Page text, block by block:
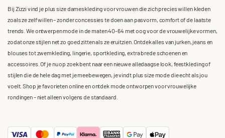
Bij Zizzi vind je plus size dameskleding voor vrouwen die zich precies willen kleden
zoals ze zelf willen – zonder concessies te doen aan pasvorm, comfort of de laatste
trends. We ontwerpen mode in de maten 40-64 met oog voor de vrouwelijke vormen,
zodat onze stijlen net zo goed zitten als ze eruitzien. Ontdek alles van jurken, jeans en
blouses tot zwemkleding, lingerie, sportkleding, extra brede schoenen en
accessoires. Of je nu op zoek bent naar een nieuwe alledaagse look, feestkleding of
stijlen die de hele dag met je meebewegen, je vindt plus size mode die echt als jou
voelt. Shop je favorieten online en ontdek mode ontworpen voor vrouwelijke
rondingen – niet alleen volgens de standaard.